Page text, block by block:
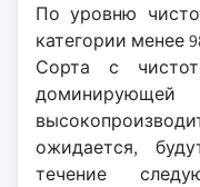
По уровню
категории менее
Сорта с
ожидается,
течение